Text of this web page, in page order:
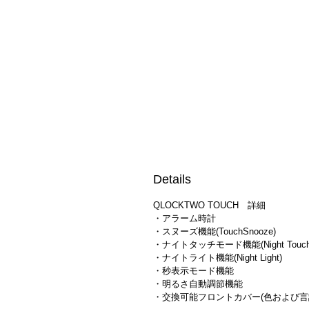
Details
QLOCKTWO TOUCH 詳細
・アラーム時計
・スヌーズ機能(TouchSnooze)
・ナイトタッチモード機能(Night
・ナイトライト機能(Night Light)
・秒表示モード機能
・明るさ自動調節機能
・交換可能フロントカバー(色および